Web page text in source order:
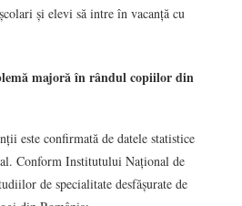
și elevi să intre în vacanță cu
majoră în rândul copiilor din
este confirmată de datele statistice
Conform Institutului Național de
de specialitate desfășurate de